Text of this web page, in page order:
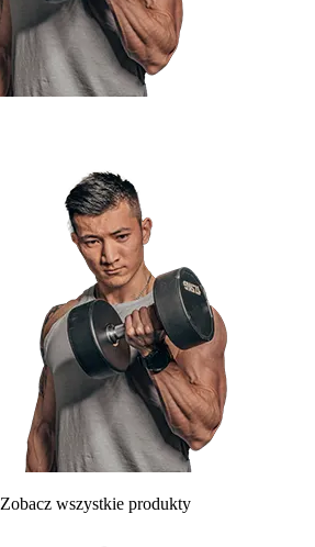
Zobacz wszystkie produkty